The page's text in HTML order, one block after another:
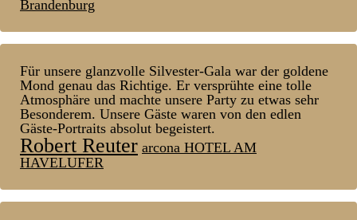
Brandenburg
Für unsere glanz­volle Silvester-Gala war der goldene
Mond genau das Richtige. Er ver­sprühte eine tolle
Atmos­phäre und machte unsere Party zu etwas sehr
Be­sonderem. Unsere Gäste waren von den edlen
Gäste-Portraits absolut be­geistert.
Robert Reuter arcona HOTEL AM
HAVELUFER